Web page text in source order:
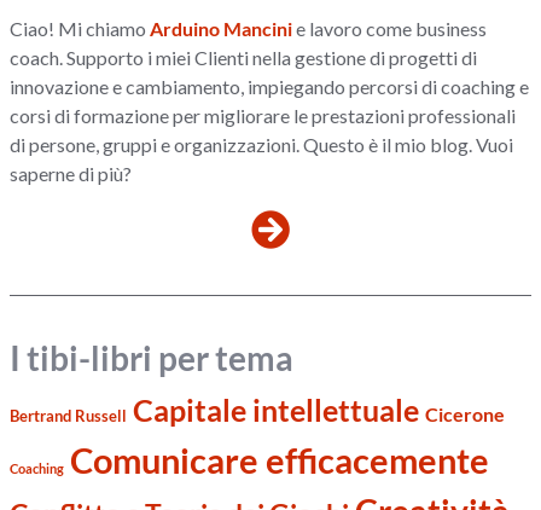
Ciao! Mi chiamo Arduino Mancinie lavoro come business
coach. Supporto i miei Clienti nella gestione di progetti di
innovazione e cambiamento, impiegando percorsi di coaching e
corsi di formazione per migliorare le prestazioni professionali
di persone, gruppi e organizzazioni. Questo è il mio blog. Vuoi
saperne di più?
I tibi-libri per tema
Bertrand Russell Capitale intellettuale Cicerone
Coaching Comunicare efficacemente